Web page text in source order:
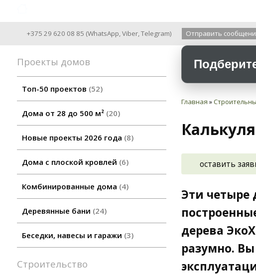
+375 29 620 08 85 (WhatsApp,Viber,Telegram) Отправить
Проекты домов
Топ-50 проектов 52
Дома от 28 до 500 м² 20
Новые проекты 2026 года 8
Дома с плоской кровлей 6
Комбинированные дома 4
Деревянные бани 24
Беседки, навесы и гаражи 3
Строительство
Главная »
оставить
Эти четыре
дерева
разумно.